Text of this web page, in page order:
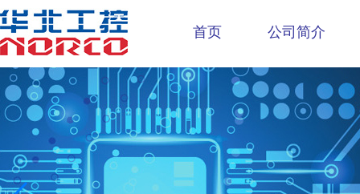
首页 公司简介